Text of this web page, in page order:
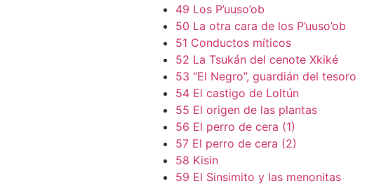
49 Los P’uuso’ob
50 La otra cara de los P’uuso’ob
51 Conductos míticos
52 La Tsukán del cenote Xkiké
53 “El Negro”, guardián del tesoro
54 El castigo de Loltún
55 El origen de las plantas
56 El perro de cera (1)
57 El perro de cera (2)
58 Kisin
59 El Sinsimito y las menonitas